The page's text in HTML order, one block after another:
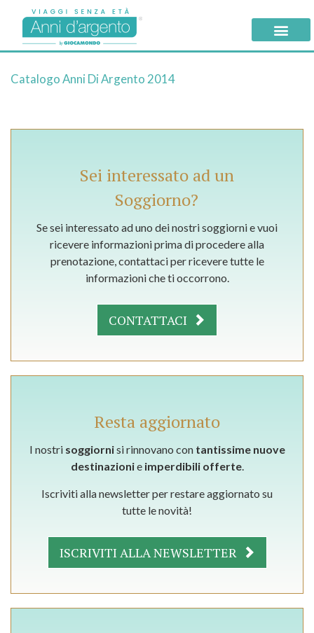
Catalogo Anni Di Argento 2014
Sei interessato ad un
Soggiorno?
Se sei interessato ad uno dei nostri soggiorni e vuoi
ricevere informazioni prima di procedere alla
prenotazione, contattaci per ricevere tutte le
informazioni che ti occorrono.
CONTATTACI
Resta aggiornato
I nostri soggiornisi rinnovano con tantissime nuove
destinazionie imperdibili offerte.
Iscriviti alla newsletter per restare aggiornato su
tutte le novità!
ISCRIVITI ALLA NEWSLETTER